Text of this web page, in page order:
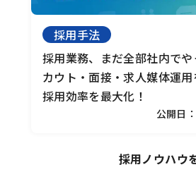
採用手法
採用業務、まだ全部社内で
カウト・面接・求人媒体運
採用効率を最大化！
公開日
採用ノウハウ